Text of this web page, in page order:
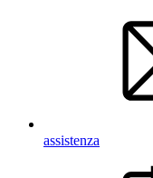
assistenza